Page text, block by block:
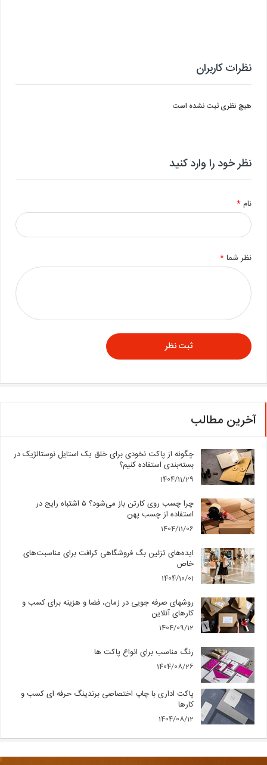
نظرات کاربران
هیچ نظری ثبت نشده است
نظر خود را وارد کنید
نام*
نظر شما*
آخرین مطالب
چگونه از پاکت نخودی برای خلق یک استایل نوستالژیک در
بسته‌بندی استفاده کنیم؟
1404/11/29
چرا چسب روی کارتن باز می‌شود؟ ۵ اشتباه رایج در
استفاده از چسب پهن
1404/11/06
ایده‌های تزئین بگ فروشگاهی کرافت برای مناسبت‌های
خاص
1404/10/01
روشهای صرفه جویی در زمان، فضا و هزینه برای کسب و
کارهای آنلاین
1404/09/12
رنگ مناسب برای انواع پاکت ها
1404/08/26
پاکت اداری با چاپ اختصاصی برندینگ حرفه ای کسب و
کارها
1404/08/12